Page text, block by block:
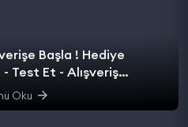
Başla ! Hediye
Test Et - Alışverişe
Oku